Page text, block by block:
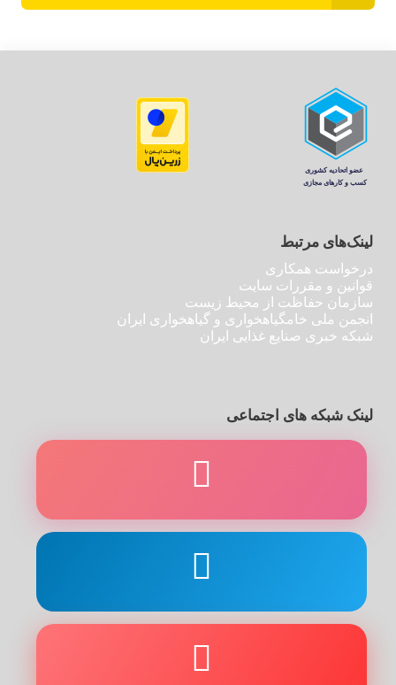
لینک‌های مرتبط
درخواست همکاری
قوانین و مقررات سایت
سازمان حفاظت از محیط زیست
انجمن ملی خامگیاهخواری و گیاهخواری ایران
شبکه خبری صنایع غذایی ایران
لینک شبکه های اجتماعی